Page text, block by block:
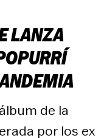
LANZA
de la
por los ex